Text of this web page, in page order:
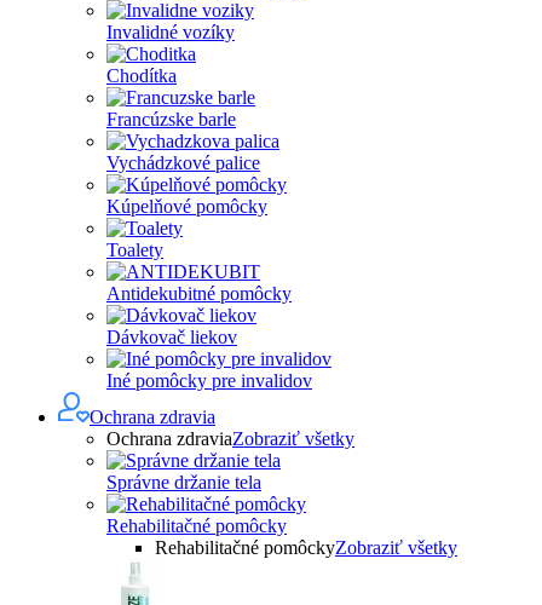
Invalidné vozíky
Chodítka
Francúzske barle
Vychádzkové palice
Kúpelňové pomôcky
Toalety
Antidekubitné pomôcky
Dávkovač liekov
Iné pomôcky pre invalidov
Ochrana zdravia
Ochrana zdraviaZobraziť všetky
Správne držanie tela
Rehabilitačné pomôcky
Rehabilitačné pomôckyZobraziť všetky